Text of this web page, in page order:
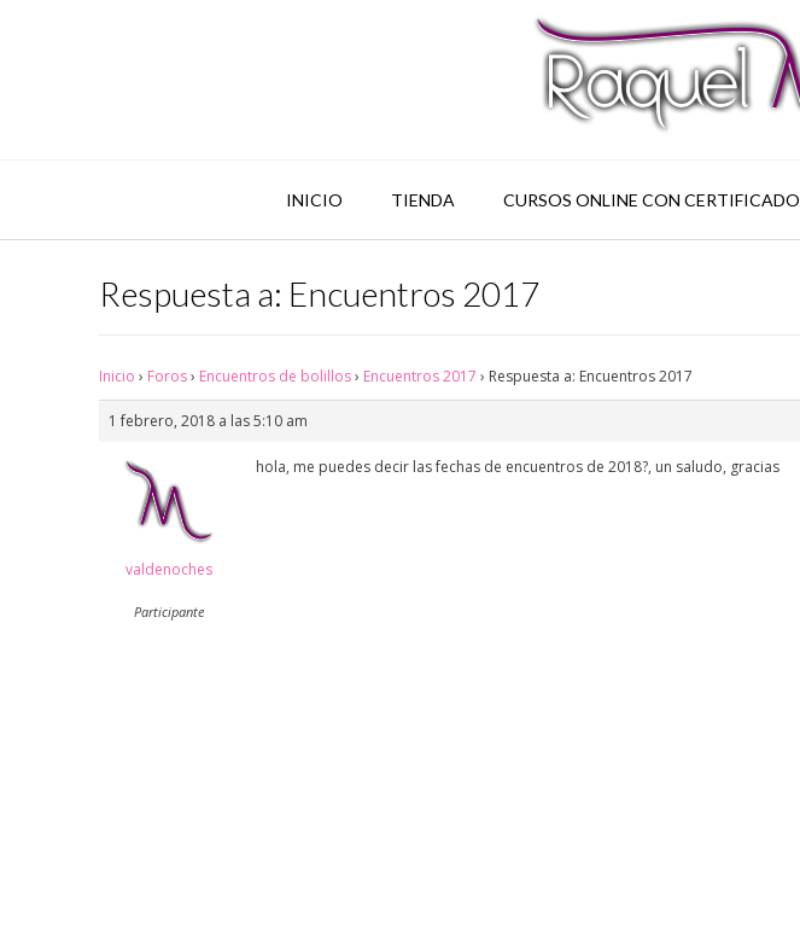
INICIO TIENDA CURSOS ONLINE CON CERTIFICADO
Respuesta a: Encuentros 2017
Inicio › Foros› Encuentros de bolillos› Encuentros 2017 › Respuesta a: Encuentros 2017
1 febrero, 2018 a las 5:10 am
valdenoches
Participante
hola, me puedes decir las fechas de encuentros de 2018?, un saludo, gracias